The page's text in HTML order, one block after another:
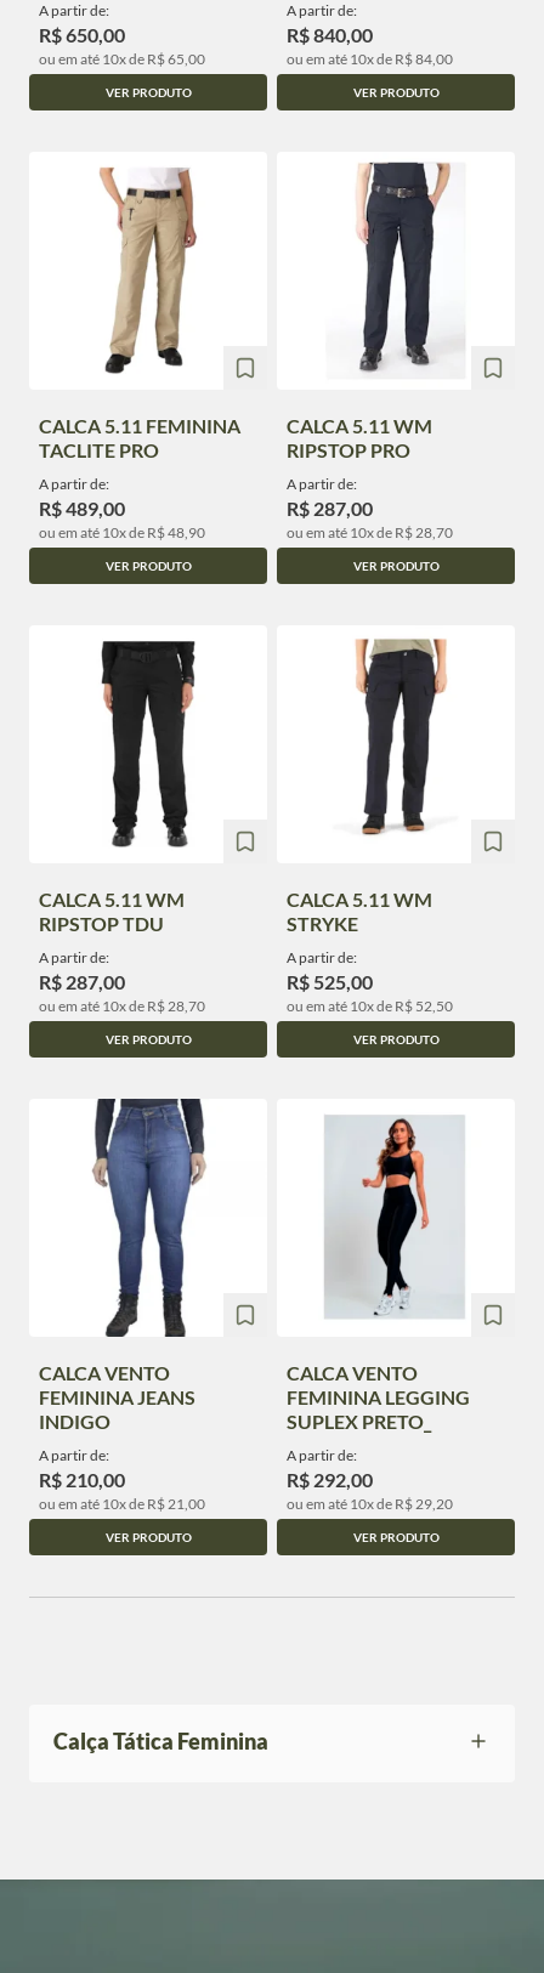
A partir de:
R$ 650,00
ou em até 10x de R$ 65,00
VER PRODUTO
A partir de:
R$ 840,00
ou em até 10x de R$ 84,00
VER PRODUTO
CALCA 5.11 FEMININA
TACLITE PRO
A partir de:
R$ 489,00
ou em até 10x de R$ 48,90
VER PRODUTO
CALCA 5.11 WM
RIPSTOP PRO
A partir de:
R$ 287,00
ou em até 10x de R$ 28,70
VER PRODUTO
CALCA 5.11 WM
RIPSTOP TDU
A partir de:
R$ 287,00
ou em até 10x de R$ 28,70
VER PRODUTO
CALCA 5.11 WM
STRYKE
A partir de:
R$ 525,00
ou em até 10x de R$ 52,50
VER PRODUTO
CALCA VENTO
FEMININA JEANS
INDIGO
A partir de:
R$ 210,00
ou em até 10x de R$ 21,00
VER PRODUTO
CALCA VENTO
FEMININA LEGGING
SUPLEX PRETO_
A partir de:
R$ 292,00
ou em até 10x de R$ 29,20
VER PRODUTO
Calça Tática Feminina